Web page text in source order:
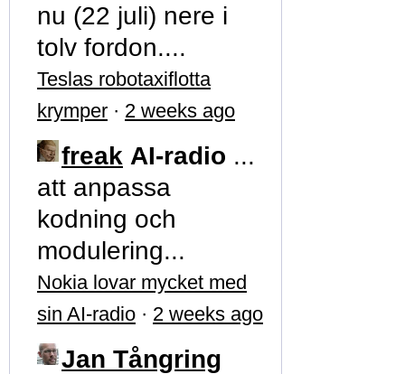
nu (22 juli) nere i
tolv fordon....
Teslas robotaxiflotta
krymper · 2 weeks ago
freak AI-radio ...
att anpassa
kodning och
modulering...
Nokia lovar mycket med
sin AI-radio · 2 weeks ago
Jan Tångring